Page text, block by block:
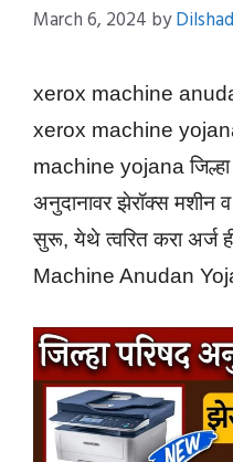
March 6, 2024by
xerox machine
xerox machine
machine yojana
अनुदानावर झेरॉक्स मशीन व
सुरू, येथे त्वरित करा अर्ज
Machine Anudan